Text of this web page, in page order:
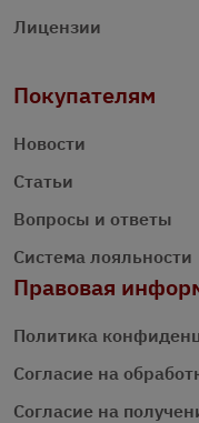
Лицензии
Покупателям
Новости
Статьи
Вопросы и ответы
Система лояльности
Правовая
Политика
Согласие на
Согласие на